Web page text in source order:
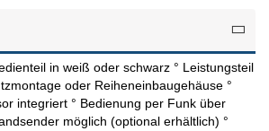
in weiß oder schwarz ° Leistungsteil
oder Reiheneinbaugehäuse °
integriert ° Bedienung per Funk über
möglich (optional erhältlich) °